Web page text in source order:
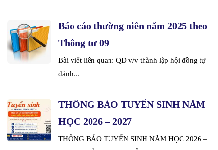
Báo cáo thường niên năm 2025 theo
Thông tư 09
Bài viết liên quan: QĐ v/v thành lập hội đồng tự
đánh...
THÔNG BÁO TUYỂN SINH NĂM
HỌC 2026 – 2027
THÔNG BÁO TUYỂN SINH NĂM HỌC 2026 –